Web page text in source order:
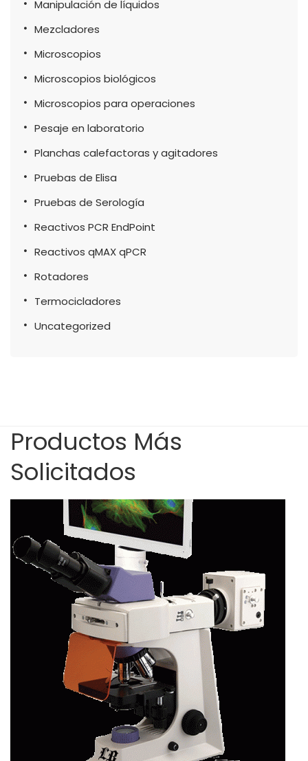
Manipulación de líquidos
Mezcladores
Microscopios
Microscopios biológicos
Microscopios para operaciones
Pesaje en laboratorio
Planchas calefactoras y agitadores
Pruebas de Elisa
Pruebas de Serología
Reactivos PCR EndPoint
Reactivos qMAX qPCR
Rotadores
Termocicladores
Uncategorized
Productos Más
Solicitados